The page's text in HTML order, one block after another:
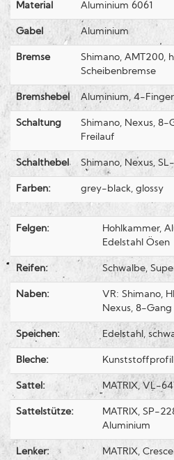
Material Aluminium 6061
Gabel Aluminium
Bremse
Shimano, AMT200,
Scheibenbremse
Bremshebel Aluminium, 4-Finger
Schaltung
Shimano, Nexus, 8-
Freilauf
Schalthebel Shimano, Nexus,
Farben: grey-black, glossy
Felgen:
Hohlkammer,
Edelstahl Ösen
Reifen: Schwalbe,
Naben:
VR: Shimano,
Nexus, 8-
Speichen: Edelstahl,
Bleche:
Sattel: MATRIX, VL-
Sattelstütze:
MATRIX, SP-
Aluminium
Lenker:
MATRIX,